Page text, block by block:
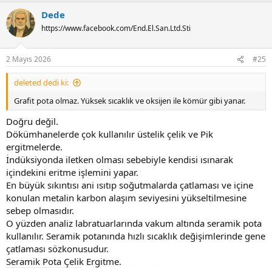
Dede
https://www.facebook.com/End.El.San.Ltd.Sti
2 Mayıs 2026 #25
deleted dedi ki:
Grafit pota olmaz. Yüksek sıcaklık ve oksijen ile kömür gibi yanar.
Doğru değil.
Dökümhanelerde çok kullanılır üstelik çelik ve Pik
ergitmelerde.
İndüksiyonda iletken olması sebebiyle kendisi ısınarak
içindekini eritme işlemini yapar.
En büyük sıkıntısı ani ısıtıp soğutmalarda çatlaması ve içine
konulan metalin karbon alaşım seviyesini yükseltilmesine
sebep olmasıdır.
O yüzden analiz labratuarlarında vakum altında seramik pota
kullanılır. Seramik potanında hızlı sıcaklık değişimlerinde gene
çatlaması sözkonusudur.
Seramik Pota Çelik Ergitme.